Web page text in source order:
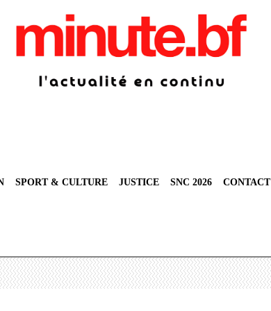
SPORT & CULTURE JUSTICE SNC 2026 CONTACT